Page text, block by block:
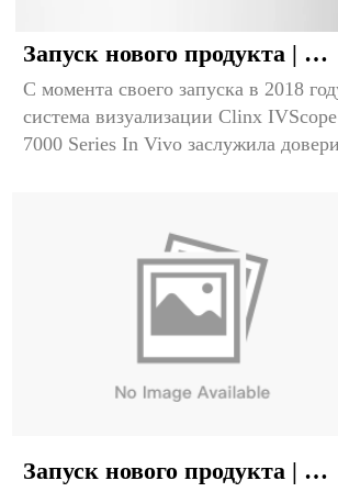
Запуск нового продукта |
Система визуализации
IVScope 7000Pro,
С момента своего запуска в 2018
система визуализации Clinx IVScope
7000 Series In Vivo заслужила
обнаружения биолюминесценции и
флуоресцентного сигнала и удоб...
Запуск нового продукта |